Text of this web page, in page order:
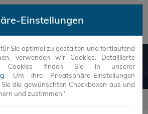
Einstellungen
Sie optimal zu gestalten und fortlaufend
verwenden wir Cookies. Detaillierte
Cookies finden Sie in unserer
. Um Ihre Privatsphäre-Einstellungen
die gewünschten Checkboxen aus und
und zustimmen".